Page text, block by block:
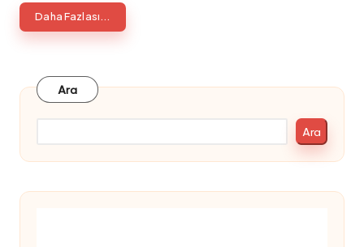
Daha Fazlası...
Ara
Ara